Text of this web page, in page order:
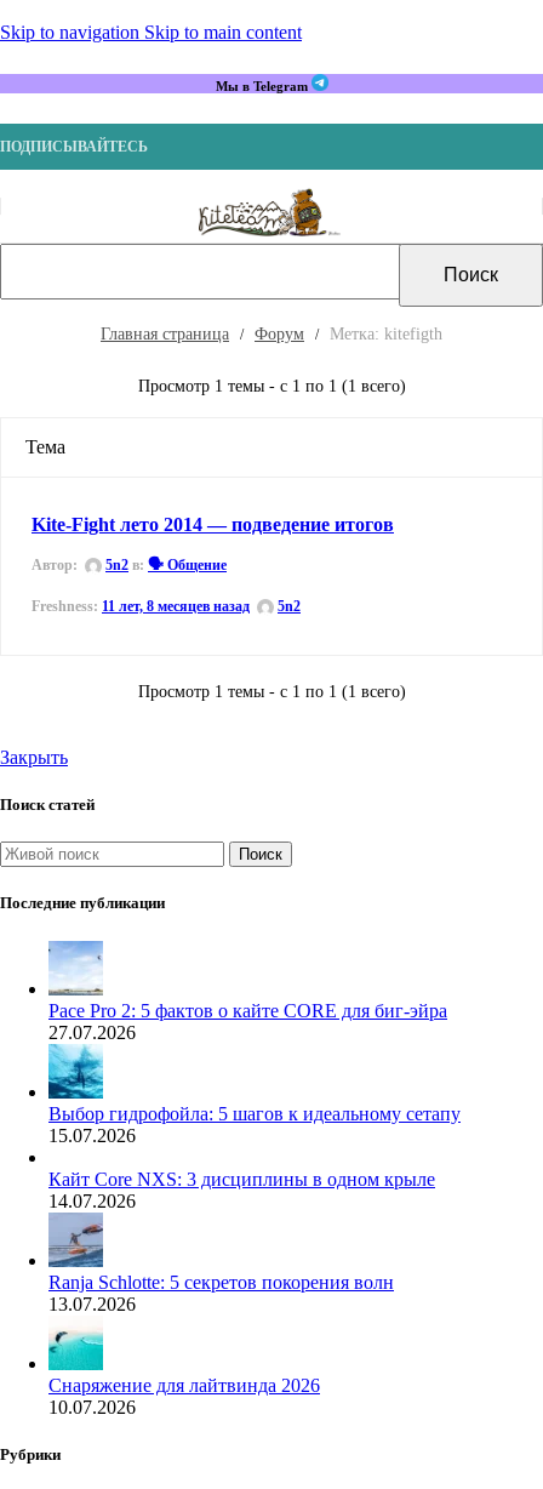
Skip to navigation Skip to main content
Мы в Telegram
ПОДПИСЫВАЙТЕСЬ
Главная страница Форум Метка: kitefigth
Просмотр 1 темы - с 1 по 1 (1 всего)
Тема
Kite-Fight лето 2014 — подведение итогов
Автор: 5n2 в: 🗣️ Общение
11 лет, 8 месяцев назад 5n2
Просмотр 1 темы - с 1 по 1 (1 всего)
Закрыть
Поиск статей
Поиск
Последние публикации
Pace Pro 2: 5 фактов о кайте CORE для биг-эйра
27.07.2026
Выбор гидрофойла: 5 шагов к идеальному сетапу
15.07.2026
Кайт Core NXS: 3 дисциплины в одном крыле
14.07.2026
Ranja Schlotte: 5 секретов покорения волн
13.07.2026
Снаряжение для лайтвинда 2026
10.07.2026
Рубрики